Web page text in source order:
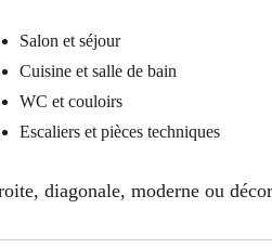
Salon et séjour
Cuisine et salle de bain
WC et couloirs
Escaliers et pièces techniques
diagonale, moderne ou